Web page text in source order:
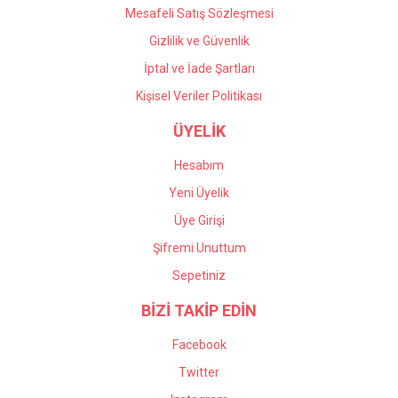
Mesafeli Satış Sözleşmesi
Gizlilik ve Güvenlik
İptal ve İade Şartları
Kişisel Veriler Politikası
ÜYELİK
Hesabım
Yeni Üyelik
Üye Girişi
Şifremi Unuttum
Sepetiniz
BİZİ TAKİP EDİN
Facebook
Twitter